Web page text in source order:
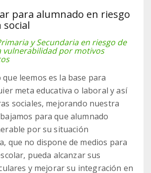
para alumnado en riesgo
social
y Secundaria en riesgo de
vulnerabilidad por motivos
leemos es la base para
meta educativa o laboral y así
sociales, mejorando nuestra
para que alumnado
por su situación
que no dispone de medios para
pueda alcanzar sus
y mejorar su integración en